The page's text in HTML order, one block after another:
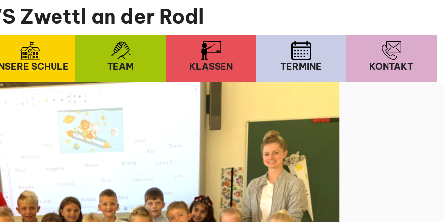
Zwettl an der Rodl
SCHULE TEAM KLASSEN TERMINE KONTAKT